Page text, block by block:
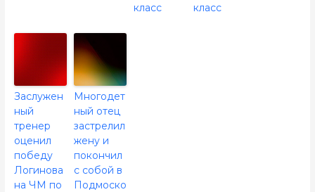
класс
класс
Заслужен
ный
тренер
оценил
победу
Логинова
на ЧМ по
Многодет
ный отец
застрелил
жену и
покончил
с собой в
Подмоско